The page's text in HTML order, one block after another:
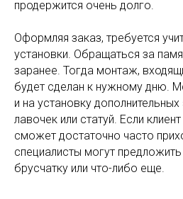
продержится очень долго.
Оформляя заказ, требуется
установки. Обращаться за
заранее. Тогда монтаж,
будет сделан к нужному дню.
и на установку
лавочек или статуй. Если
сможет достаточно часто
специалисты могут предложить
брусчатку или что-либо еще.